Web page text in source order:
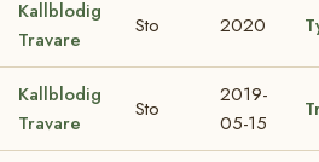
Kallblodig
Travare
Sto 2020
Kallblodig
Travare
Sto
2019-
05-15